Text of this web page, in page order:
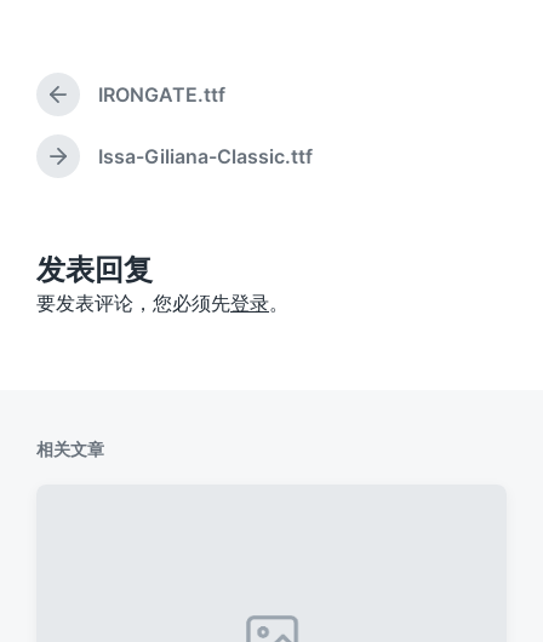
上
篇
文
章
IRONGATE.ttf
下
：
Issa-Giliana-Classic.ttf
发表回复
要发表评论，您必须先登录。
相关文章